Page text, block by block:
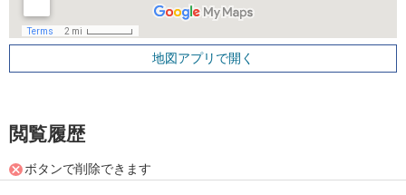
地図アプリで開く
閲覧履歴
ボタンで削除できます